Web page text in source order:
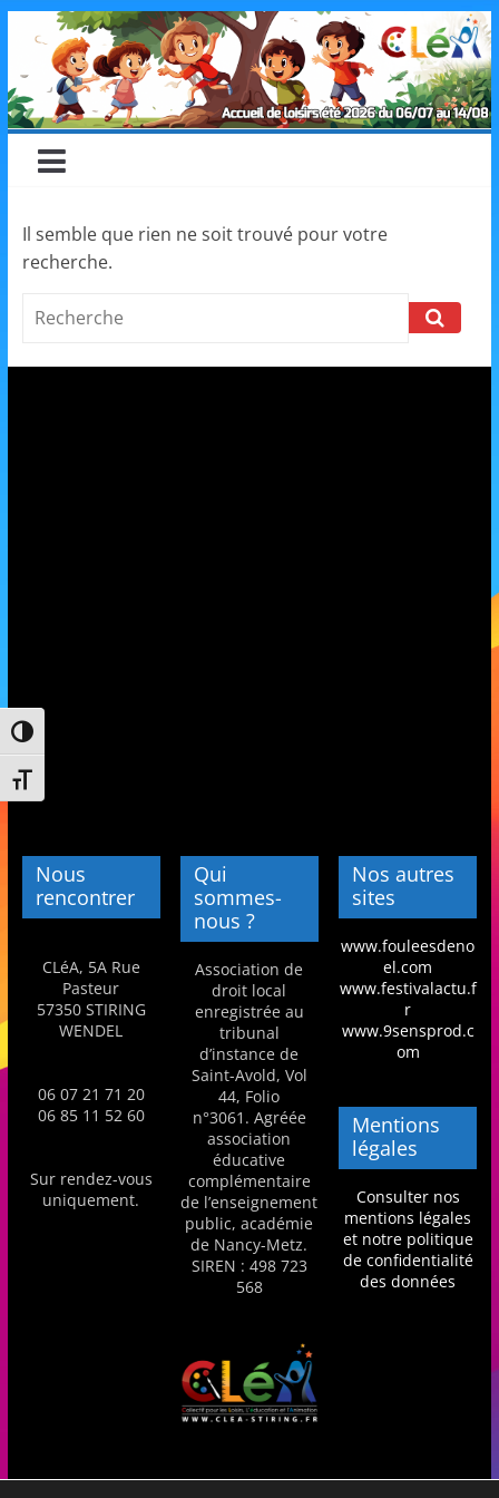
Passer en contraste élevé
Changer la taille de la police
content
CLéA
–
pour
Loisirs,
o
i
s
r
s
,
é
d
u
c
a
t
i
o
e
t
A
i
Il semble que rien ne soit trouvé pour votre
recherche.
Search
Nous
rencontrer
CLéA, 5A Rue
Pasteur
57350 STIRING
WENDEL
06 07 21 71 20
06 85 11 52 60
Sur rendez-vous
uniquement.
Qui
sommes-
nous ?
Association de
droit local
enregistrée au
tribunal
d’instance de
Saint-Avold, Vol
44, Folio
n°3061. Agréée
association
éducative
complémentaire
de l’enseignement
public, académie
de Nancy-Metz.
SIREN : 498 723
568
Nos autres
sites
www.fouleesdeno
el.com
www.festivalactu.f
r
www.9sensprod.c
om
Mentions
légales
Consulter nos
mentions légales
et notre politique
de confidentialité
des données